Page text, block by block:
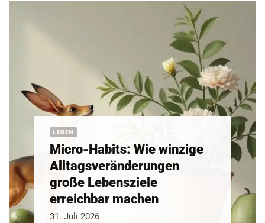
LEBEN
Micro-Habits: Wie winzige
Alltagsveränderungen
große Lebensziele
erreichbar machen
31. Juli 2026